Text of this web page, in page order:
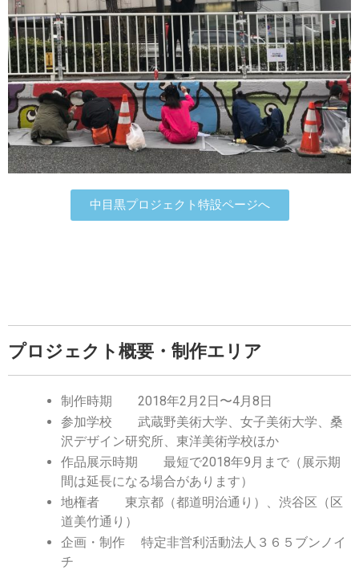
中目黒プロジェクト特設ページへ
プロジェクト概要・制作エリア
制作時期 2018年2月2日〜4月8日
参加学校 武蔵野美術大学、女子美術大学、桑
沢デザイン研究所、東洋美術学校ほか
作品展示時期 最短で2018年9月まで（展示期
間は延長になる場合があります）
地権者 東京都（都道明治通り）、渋谷区（区
道美竹通り）
企画・制作 特定非営利活動法人３６５ブンノイ
チ